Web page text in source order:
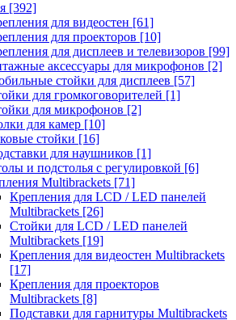
[392]
для видеостен [61]
для проекторов [10]
для дисплеев и телевизоров [99]
аксессуары для микрофонов [2]
стойки для дисплеев [57]
для громкоговорителей [1]
для микрофонов [2]
для камер [10]
стойки [16]
для наушников [1]
и подстолья с регулировкой [6]
Multibrackets [71]
Крепления для LCD / LED панелей
Multibrackets [26]
Стойки для LCD / LED панелей
Multibrackets [19]
Крепления для видеостен Multibrackets
[17]
Крепления для проекторов
Multibrackets [8]
Подставки для гарнитуры Multibrackets